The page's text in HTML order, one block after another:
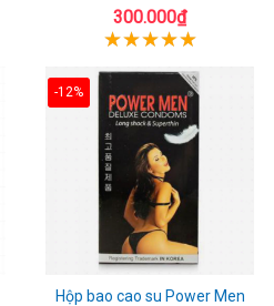
300.000₫
-12%
Hộp bao cao su Power Men